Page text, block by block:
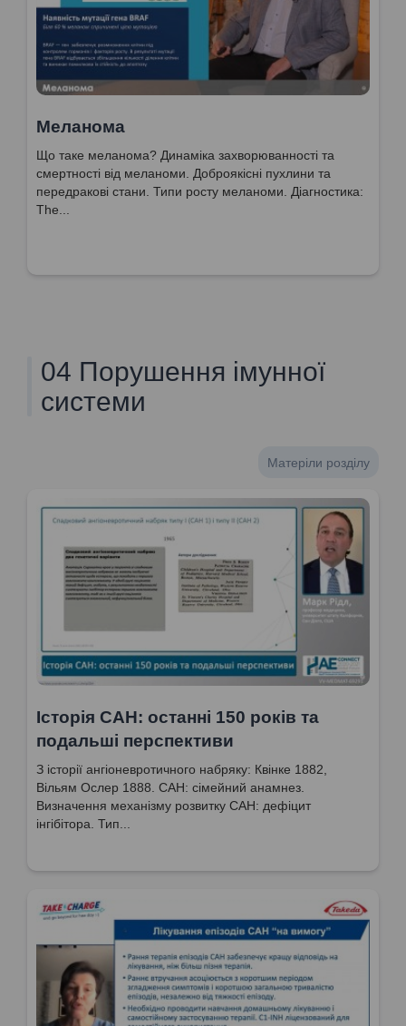
Меланома
Що таке меланома? Динаміка захворюванності та
смертності від меланоми. Доброякісні пухлини та
передракові стани. Типи росту меланоми. Діагностика:
The...
04 Порушення імунної
системи
Матеріли розділу
Історія САН: останні 150 років та
подальші перспективи
З історії ангіоневротичного набряку: Квінке 1882,
Вільям Ослер 1888. САН: сімейний анамнез.
Визначення механізму розвитку САН: дефіцит
інгібітора. Тип...